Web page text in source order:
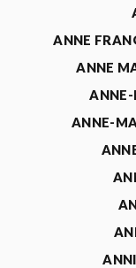
ANNE
ANNE
ANNE-
ANNE-